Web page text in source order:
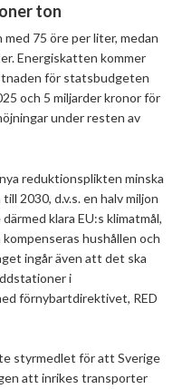
ton
75 öre per liter, medan
Energiskatten kommer
för statsbudgeten
och 5 miljarder kronor för
under resten av
reduktionsplikten minska
2030, d.v.s. en halv miljon
klara EU:s klimatmål,
hushållen och
ingår även att det ska
i
förnybartdirektivet, RED
styrmedlet för att Sverige
att inrikes transporter